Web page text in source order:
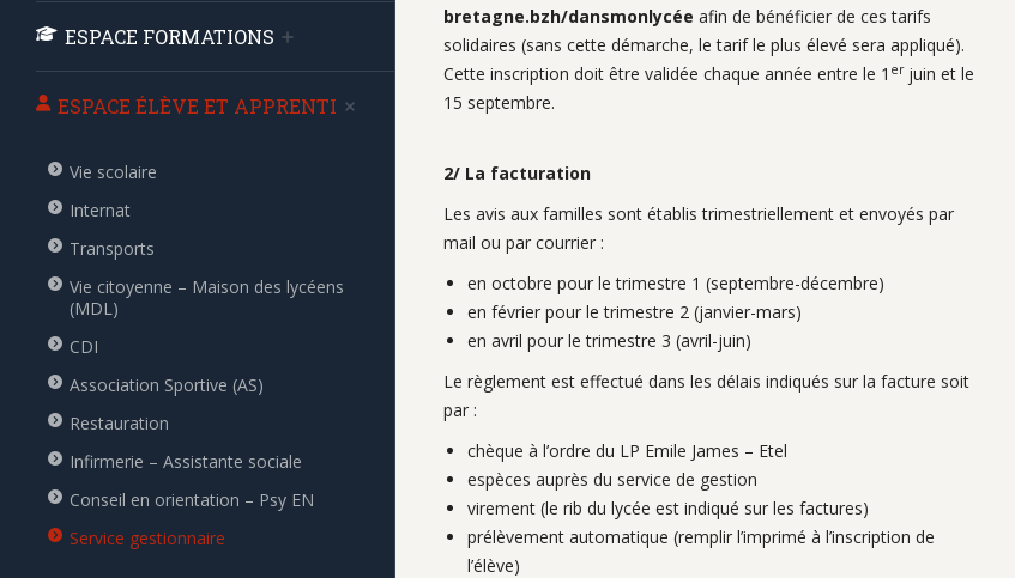
ESPACE FORMATIONS
ESPACE ÉLÈVE ET APPRENTI
Vie scolaire
Internat
Transports
Vie citoyenne – Maison des lycéens
(MDL)
CDI
Association Sportive (AS)
Restauration
Infirmerie – Assistante sociale
Conseil en orientation – Psy EN
Service gestionnaire
bretagne.bzh/dansmonlycée afin de bénéficier de ces tarifs
solidaires (sans cette démarche, le tarif le plus élevé sera appliqué).
Cette inscription doit être validée chaque année entre le 1 erjuin et le
15 septembre.
2/ La facturation
Les avis aux familles sont établis trimestriellement et envoyés par
mail ou par courrier :
en octobre pour le trimestre 1 (septembre-décembre)
en février pour le trimestre 2 (janvier-mars)
en avril pour le trimestre 3 (avril-juin)
Le règlement est effectué dans les délais indiqués sur la facture soit
par :
chèque à l’ordre du LP Emile James – Etel
espèces auprès du service de gestion
virement (le rib du lycée est indiqué sur les factures)
prélèvement automatique (remplir l’imprimé à l’inscription de
l’élève)